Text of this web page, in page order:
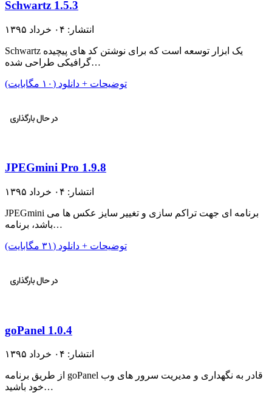
Schwartz 1.5.3
انتشار: ۰۴ خرداد ۱۳۹۵
Schwartz یک ابزار توسعه است که برای نوشتن کد های پیچیده
گرافیکی طراحی شده…
توضیحات + دانلود (۱۰ مگابایت)
JPEGmini Pro 1.9.8
انتشار: ۰۴ خرداد ۱۳۹۵
JPEGmini برنامه ای جهت تراکم سازی و تغییر سایز عکس ها می
باشد، برنامه…
توضیحات + دانلود (۳۱ مگابایت)
goPanel 1.0.4
انتشار: ۰۴ خرداد ۱۳۹۵
از طریق برنامه goPanel قادر به نگهداری و مدیریت سرور های وب
خود باشید…